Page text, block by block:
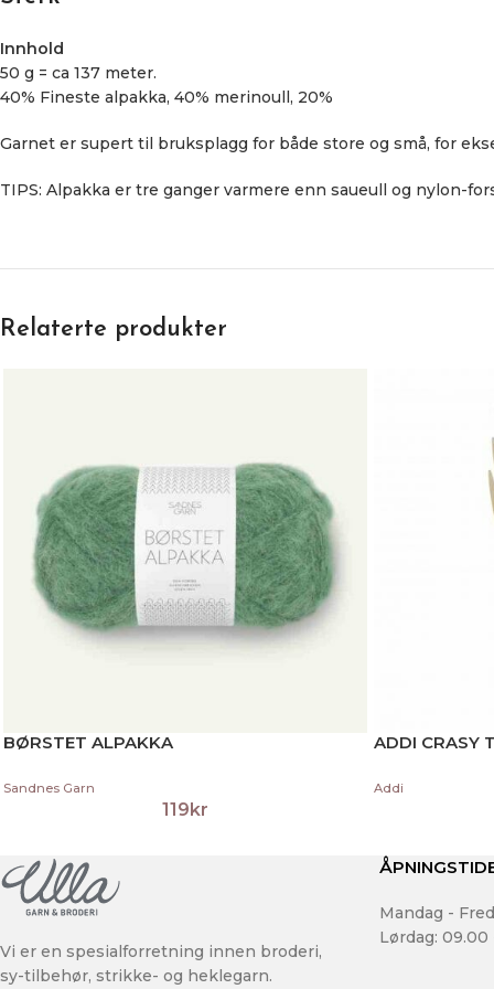
Innhold
50 g = ca 137 meter.
40% Fineste alpakka, 40% merinoull, 20%
Garnet er supert til bruksplagg for både store og små, for
TIPS: Alpakka er tre ganger varmere enn saueull og nylon-
Relaterte produkter
BØRSTET ALPAKKA
Sandnes Garn
119kr
ADDI CRASY
Addi
Vi er en spesialforretning innen broderi,
sy-tilbehør, strikke- og heklegarn.
Mandag -
Lørdag: 09.00